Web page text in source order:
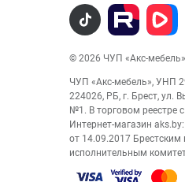
© 2026 ЧУП «Акс-мебель»
ЧУП «Акс-мебель», УНП
224026, РБ, г. Брест, ул.
№1. В торговом реестре
Интернет-магазин
от 14.09.2017 Брестским
исполнительным